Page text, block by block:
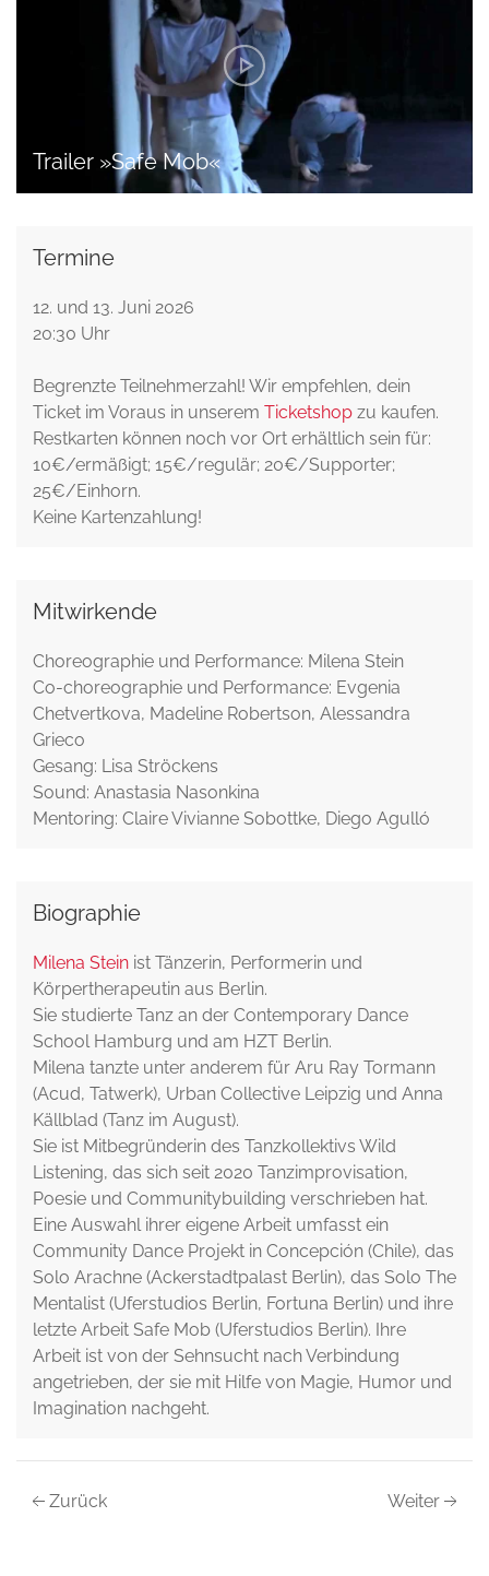
Trailer »Safe Mob«
Termine
12. und 13. Juni 2026
20:30 Uhr
Begrenzte Teilnehmerzahl! Wir empfehlen, dein
Ticket im Voraus in unserem Ticketshop zu kaufen.
Restkarten können noch vor Ort erhältlich sein für:
10€/ermäßigt; 15€/regulär; 20€/Supporter;
25€/Einhorn.
Keine Kartenzahlung!
Mitwirkende
Choreographie und Performance: Milena Stein
Co-choreographie und Performance: Evgenia
Chetvertkova, Madeline Robertson, Alessandra
Grieco
Gesang: Lisa Ströckens
Sound: Anastasia Nasonkina
Mentoring: Claire Vivianne Sobottke, Diego Agulló
Biographie
Milena Stein ist Tänzerin, Performerin und
Körpertherapeutin aus Berlin.
Sie studierte Tanz an der Contemporary Dance
School Hamburg und am HZT Berlin.
Milena tanzte unter anderem für Aru Ray Tormann
(Acud, Tatwerk), Urban Collective Leipzig und Anna
Källblad (Tanz im August).
Sie ist Mitbegründerin des Tanzkollektivs Wild
Listening, das sich seit 2020 Tanzimprovisation,
Poesie und Communitybuilding verschrieben hat.
Eine Auswahl ihrer eigene Arbeit umfasst ein
Community Dance Projekt in Concepción (Chile), das
Solo Arachne (Ackerstadtpalast Berlin), das Solo The
Mentalist (Uferstudios Berlin, Fortuna Berlin) und ihre
letzte Arbeit Safe Mob (Uferstudios Berlin). Ihre
Arbeit ist von der Sehnsucht nach Verbindung
angetrieben, der sie mit Hilfe von Magie, Humor und
Imagination nachgeht.
Zurück Weiter